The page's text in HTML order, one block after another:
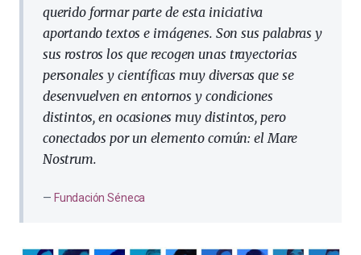
querido formar parte de esta iniciativa
aportando textos e imágenes. Son sus palabras y
sus rostros los que recogen unas trayectorias
personales y científicas muy diversas que se
desenvuelven en entornos y condiciones
distintos, en ocasiones muy distintos, pero
conectados por un elemento común: el Mare
Nostrum.
Fundación Séneca